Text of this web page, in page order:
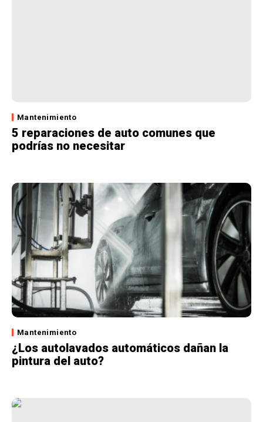
Mantenimiento
5 reparaciones de auto comunes que
podrías no necesitar
Mantenimiento
¿Los autolavados automáticos dañan la
pintura del auto?